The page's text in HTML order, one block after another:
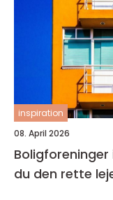
inspiration
08. April 2026
Boligforeninger i
du den rette